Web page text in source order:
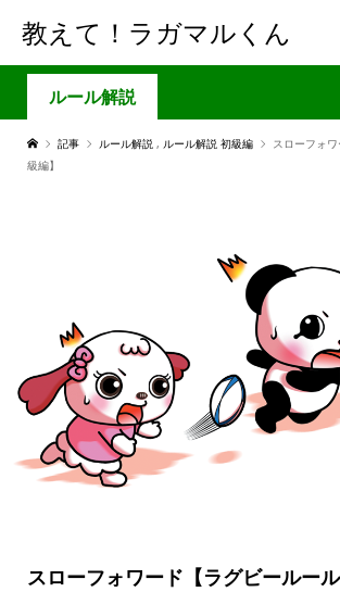
教えて！ラガマルくん
ルール解説
記事 ルール解説 , ルール解説 初級編
スローフォ
級編】
スローフォワード【ラグビールール